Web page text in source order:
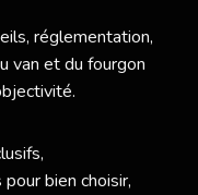
réglementation,
van et du fourgon
bien choisir,